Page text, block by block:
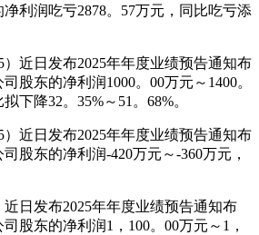
利润吃亏2878。57万元，同比吃亏添
近日发布2025年年度业绩预告通知布
股东的净利润1000。00万元～1400。
下降32。35%～51。68%。
近日发布2025年年度业绩预告通知布
股东的净利润-420万元～-360万元，
日发布2025年年度业绩预告通知布
股东的净利润1，100。00万元～1，